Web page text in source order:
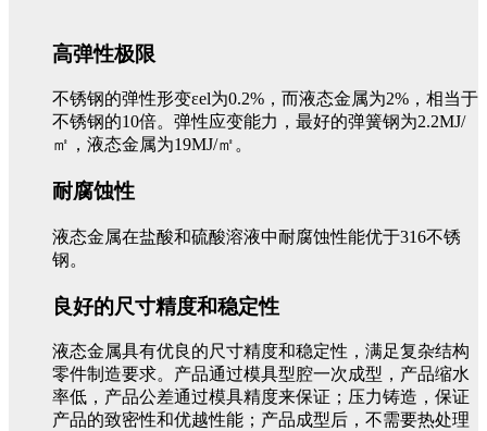
高弹性极限
不锈钢的弹性形变εel为0.2%，而液态金属为2%，相当于
不锈钢的10倍。弹性应变能力，最好的弹簧钢为2.2MJ/
㎡，液态金属为19MJ/㎡。
耐腐蚀性
液态金属在盐酸和硫酸溶液中耐腐蚀性能优于316不锈
钢。
良好的尺寸精度和稳定性
液态金属具有优良的尺寸精度和稳定性，满足复杂结构
零件制造要求。产品通过模具型腔一次成型，产品缩水
率低，产品公差通过模具精度来保证；压力铸造，保证
产品的致密性和优越性能；产品成型后，不需要热处理